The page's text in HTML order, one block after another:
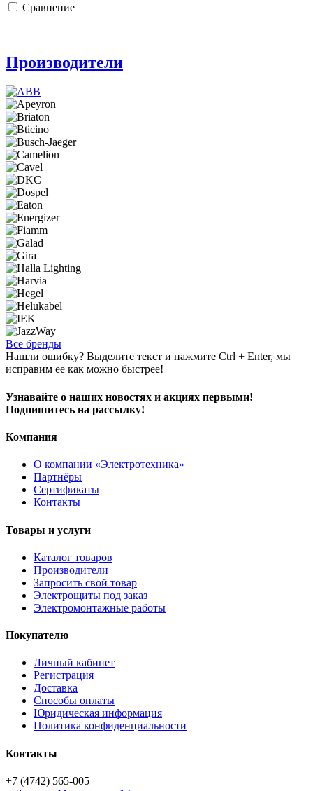
Сравнение
Производители
Все бренды
Нашли ошибку? Выделите текст и нажмите Ctrl + Enter, мы
исправим ее как можно быстрее!
Узнавайте о наших новостях и акциях первыми!
Подпишитесь на рассылку!
Компания
О компании «Электротехника»
Партнёры
Сертификаты
Контакты
Товары и услуги
Каталог товаров
Производители
Запросить свой товар
Электрощиты под заказ
Электромонтажные работы
Покупателю
Личный кабинет
Регистрация
Доставка
Способы оплаты
Юридическая информация
Политика конфиденциальности
Контакты
+7 (4742) 565-005